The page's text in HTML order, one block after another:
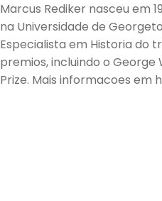
Marcus Rediker nasceu em
na Universidade de
Especialista em Historia do
premios, incluindo o George
Prize. Mais informacoes